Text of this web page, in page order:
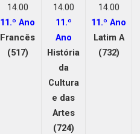
14.00
11.º Ano
Francês
(517)
14.00
11.º
Ano
História
da
Cultura
e das
Artes
(724)
14.00
11.º Ano
Latim A
(732)